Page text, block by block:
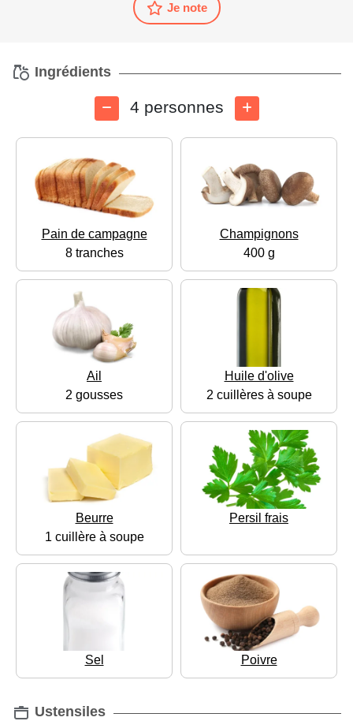
Je note
Ingrédients
4 personnes
Pain de campagne
8 tranches
Champignons
400 g
Ail
2 gousses
Huile d'olive
2 cuillères à soupe
Beurre
1 cuillère à soupe
Persil frais
Sel Poivre
Ustensiles